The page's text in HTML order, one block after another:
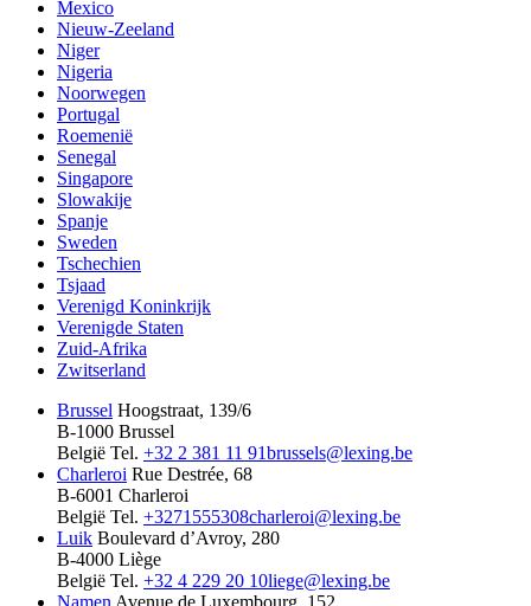
Mexico
Nieuw-Zeeland
Niger
Nigeria
Noorwegen
Portugal
Roemenië
Senegal
Singapore
Slowakije
Spanje
Sweden
Tschechien
Tsjaad
Verenigd Koninkrijk
Verenigde Staten
Zuid-Afrika
Zwitserland
Brussel Hoogstraat, 139/6
B-1000 Brussel
België Tel. +32 2 381 11 91brussels@lexing.be
Charleroi Rue Destrée, 68
B-6001 Charleroi
België Tel. +3271555308charleroi@lexing.be
Luik Boulevard d’Avroy, 280
B-4000 Liège
België Tel. +32 4 229 20 10liege@lexing.be